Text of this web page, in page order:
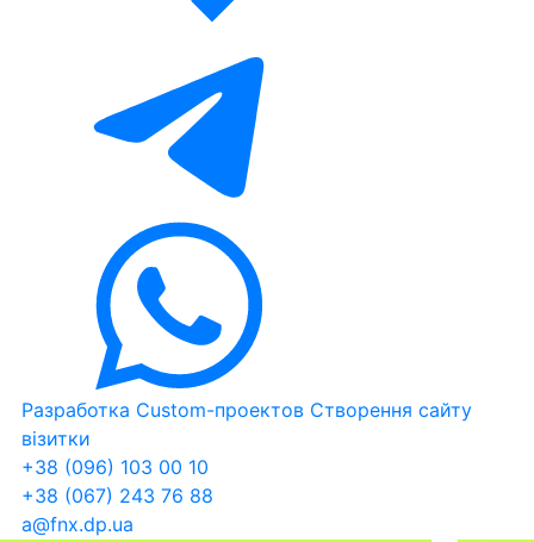
Разработка Custom-проектов Створення сайту
візитки
+38 (096) 103 00 10
+38 (067) 243 76 88
a@fnx.dp.ua